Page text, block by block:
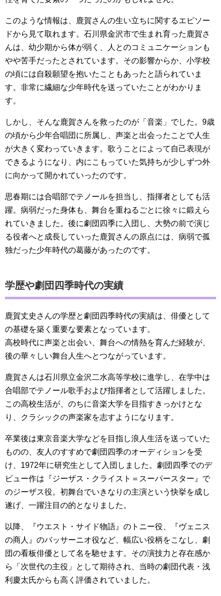
このような情報は、鹿賀さんの生い立ちに関するエピソー
ドから見て取れます。石川県金沢市で生まれ育った鹿賀さ
んは、幼少期から体が弱く、人とのコミュニケーションも
やや苦手だったとされています。その影響からか、小学校
の頃には自殺願望を抱いたこともあったと語られていま
す。非常に繊細な少年時代を送っていたことがわかりま
す。
しかし、そんな鹿賀さんを救ったのが「音楽」でした。9歳
の頃から少年合唱団に所属し、声楽と出会ったことで人生
が大きく変わっていきます。歌うことによって自己表現が
できるようになり、内にこもっていた気持ちが少しずつ外
に向かって開かれていったのです。
思春期には合唱部でテノールを担当し、指揮者としても活
躍。病弱だった身体も、舞台を重ねるごとに徐々に鍛えら
れていきました。後に劇団四季に入団し、大勢の前で演じ
る役者へと成長していった鹿賀さんの原点には、病弱で孤
独だった少年時代の葛藤があったのです。
学歴や劇団四季時代の実績
鹿賀丈史さんの学歴と劇団四季時代の実績は、俳優として
の基礎を築く重要な要素となっています。
高校時代に声楽と出会い、舞台への情熱を育んだ経験が、
後の華々しい舞台人生へとつながっています。
鹿賀さんは石川県立金沢二水高等学校に進学し、在学中は
合唱部でテノール歌手および指揮者として活躍しました。
この高校生活が、のちに音楽大学を目指すきっかけとな
り、クラシックの声楽家を志すようになります。
卒業後は東京音楽大学などを目指し浪人生活を送っていた
ものの、友人のすすめで劇団四季のオーディションを受
け、1972年に研究生として入団しました。劇団四季でのデ
ビュー作は『ジーザス・クライスト＝スーパースター』で
のジーザス役。初舞台でいきなりの主演という快挙を成し
遂げ、一躍注目の的となりました。
以降、『ウエスト・サイド物語』のトニー役、『ヴェニス
の商人』のバッサーニオ役など、幅広い役柄をこなし、劇
団の看板俳優として名を馳せます。その演技力と存在感か
ら「次世代の主役」として期待され、当時の劇団代表・浅
利慶太氏からも高く評価されていました。